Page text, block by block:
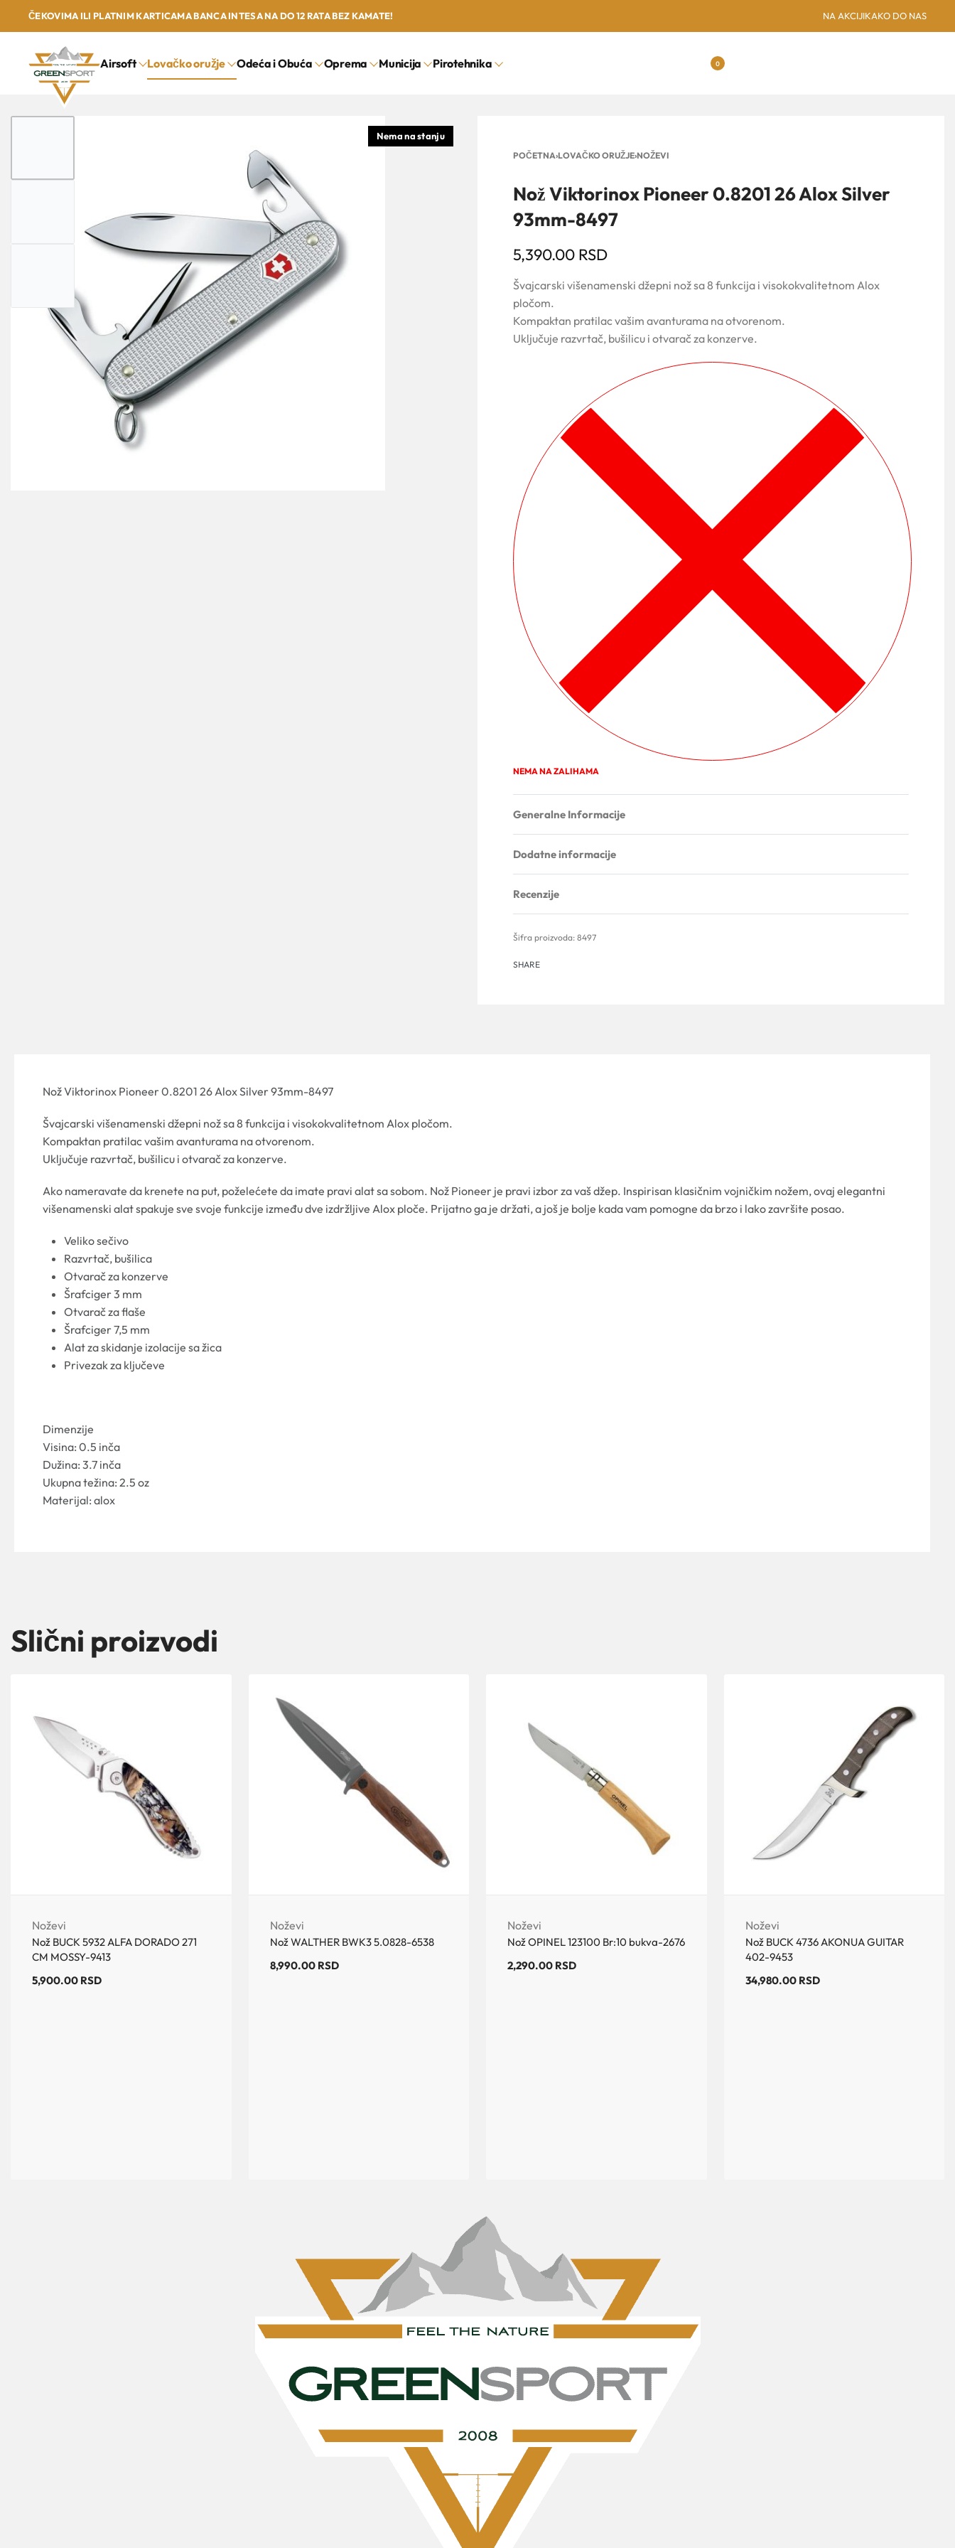
ČEKOVIMA ILI PLATNIM KARTICAMA BANCA INTESA NA DO 12 RATA BEZ KAMATE! SUBOTICA: NOVA
NA AKCIJIKAKO DO NAS
Airsoft Lovačko oružje Odeća i Obuća Oprema Municija Pirotehnika 0
POČETNA›LOVAČKO ORUŽJE›NOŽEVI
Nož Viktorinox Pioneer 0.8201 26 Alox Silver
93mm-8497
5,390.00 RSD
Švajcarski višenamenski džepni nož sa 8 funkcija i visokokvalitetnom Alox
pločom.
Kompaktan pratilac vašim avanturama na otvorenom.
Uključuje razvrtač, bušilicu i otvarač za konzerve.
NEMA NA ZALIHAMA
Generalne Informacije
Dodatne informacije
Recenzije
8497
SHARE
Nož Viktorinox Pioneer 0.8201 26 Alox Silver 93mm-8497
Švajcarski višenamenski džepni nož sa 8 funkcija i visokokvalitetnom Alox pločom.
Kompaktan pratilac vašim avanturama na otvorenom.
Uključuje razvrtač, bušilicu i otvarač za konzerve.
Ako nameravate da krenete na put, poželećete da imate pravi alat sa sobom. Nož Pioneer je pravi izbor za vaš džep. Inspirisan klasičnim vojničkim nožem, ovaj elegantni
višenamenski alat spakuje sve svoje funkcije između dve izdržljive Alox ploče. Prijatno ga je držati, a još je bolje kada vam pomogne da brzo i lako završite posao.
Veliko sečivo
Razvrtač, bušilica
Otvarač za konzerve
Šrafciger 3 mm
Otvarač za flaše
Šrafciger 7,5 mm
Alat za skidanje izolacije sa žica
Privezak za ključeve
Dimenzije
Visina: 0.5 inča
Dužina: 3.7 inča
Ukupna težina: 2.5 oz
Materijal: alox
Slični proizvodi
Noževi
Nož BUCK 5932 ALFA DORADO 271
CM MOSSY-9413
5,900.00 RSD
Noževi
Nož WALTHER BWK3 5.0828-6538
8,990.00 RSD
Noževi
Nož OPINEL 123100 Br:10 bukva-2676
2,290.00 RSD
Noževi
Nož BUCK 4736 AKONUA GUITAR
402-9453
34,980.00 RSD